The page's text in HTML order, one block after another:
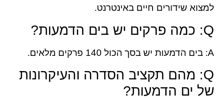
למצוא שידורים חיים באינטרנט.
Q: כמה פרקים יש בים הדמעות?
A: בים הדמעות יש בסך הכול 140 פרקים מלאים.
Q: מהם תקציב הסדרה והעיקרונות
של ים הדמעות?